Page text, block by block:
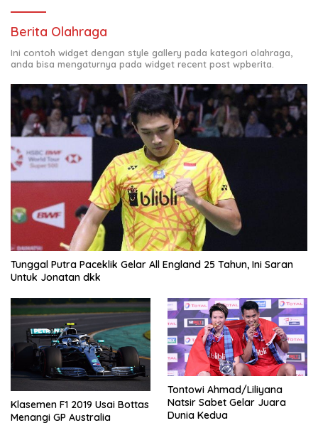
Berita Olahraga
Ini contoh widget dengan style gallery pada kategori olahraga,
anda bisa mengaturnya pada widget recent post wpberita.
Tunggal Putra Paceklik Gelar All England 25 Tahun, Ini Saran
Untuk Jonatan dkk
Klasemen F1 2019 Usai Bottas
Menangi GP Australia
Tontowi Ahmad/Liliyana
Natsir Sabet Gelar Juara
Dunia Kedua